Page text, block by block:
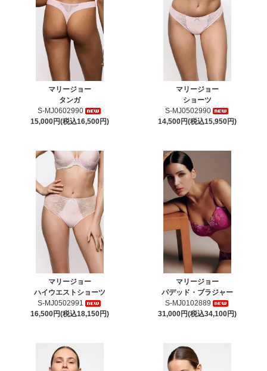
マリージョー
タンガ
S-MJ0602990
15,000円(税込16,500円)
マリージョー
ショーツ
S-MJ0502990
14,500円(税込15,950円)
マリージョー
ハイウエストショーツ
S-MJ0502991
16,500円(税込18,150円)
マリージョー
パデッド・ブラジャー
S-MJ0102889
31,000円(税込34,100円)